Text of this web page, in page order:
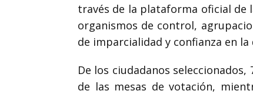
través de la plataforma oficial de
organismos de control,
de imparcialidad y confianza en la
De los ciudadanos
de las mesas de votación,